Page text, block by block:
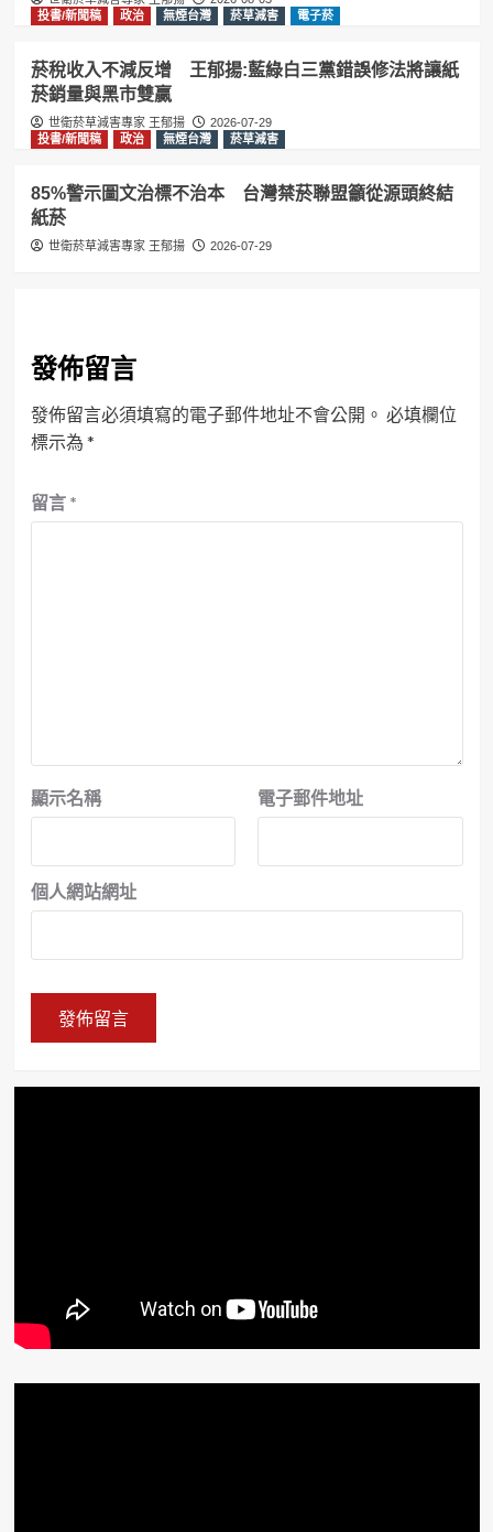
投書/新聞稿
政治 無煙台灣 菸草減害 電子菸
菸稅收入不減反增 王郁揚:藍綠白三黨錯誤修法將讓紙
菸銷量與黑市雙贏
世衛菸草減害專家 王郁揚
2026-07-29
投書/新聞稿
政治 無煙台灣 菸草減害
85%警示圖文治標不治本 台灣禁菸聯盟籲從源頭終結
紙菸
世衛菸草減害專家 王郁揚 2026-07-29
發佈留言
發佈留言必須填寫的電子郵件地址不會公開。 必填欄位
標示為 *
留言 *
顯示名稱 電子郵件地址
個人網站網址